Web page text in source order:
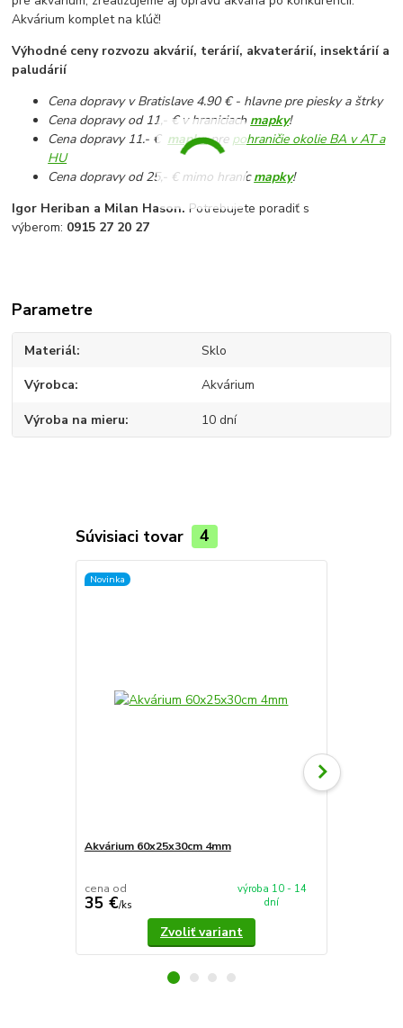
Akvárium komplet na kľúč!
Výhodné ceny rozvozu akvárií, terárií, akvaterárií, insektárií a
paludárií
Cena dopravy v Bratislave 4.90 € - hlavne pre piesky a štrky
Cena dopravy od 11,- € v hraniciach mapky!
Cena dopravy 11.- € mapkapre pohraničie okolie BA v AT a
HU
Cena dopravy od 25,- € mimo hranícmapky!
Igor Heriban a Milan Hason.Potrebujete poradiť s
výberom: 0915 27 20 27
Parametre
Materiál Sklo
Výrobca Akvárium
Výroba na mieru 10 dní
Súvisiaci tovar 4
Novinka
Akvárium 60x25x30cm 4mm
cena od
35 €/ks
výroba 10 - 14
dní
Zvoliť variant